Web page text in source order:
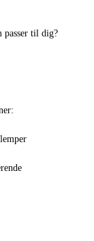
til dig?